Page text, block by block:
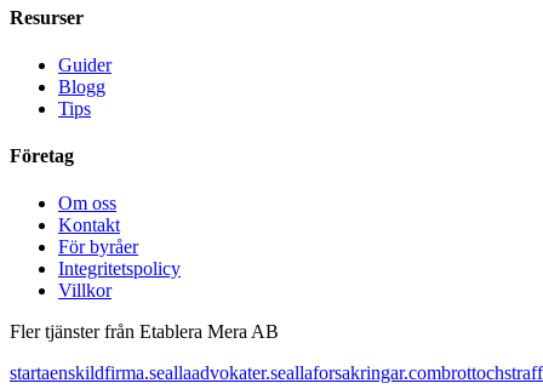
Resurser
Guider
Blogg
Tips
Företag
Om oss
Kontakt
För byråer
Integritetspolicy
Villkor
Fler tjänster från Etablera Mera AB
startaenskildfirma.seallaadvokater.seallaforsakringar.com